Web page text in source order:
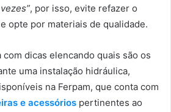
, por isso, evite refazer o
opte por materiais de qualidade.
dicas elencando quais são os
uma instalação hidráulica,
na Ferpam, que conta com
e acessórios pertinentes ao